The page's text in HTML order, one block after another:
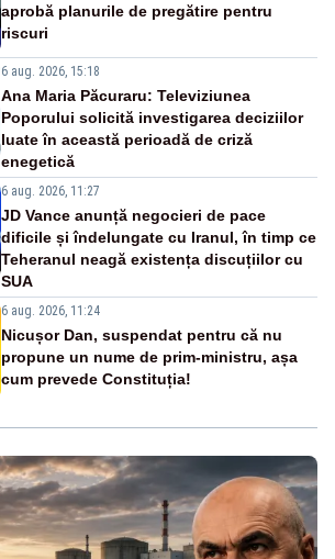
aprobă planurile de pregătire pentru
riscuri
6 aug. 2026, 15:18
Ana Maria Păcuraru: Televiziunea
Poporului solicită investigarea deciziilor
luate în această perioadă de criză
enegetică
6 aug. 2026, 11:27
JD Vance anunță negocieri de pace
dificile și îndelungate cu Iranul, în timp ce
Teheranul neagă existența discuțiilor cu
SUA
6 aug. 2026, 11:24
Nicușor Dan, suspendat pentru că nu
propune un nume de prim-ministru, așa
cum prevede Constituția!